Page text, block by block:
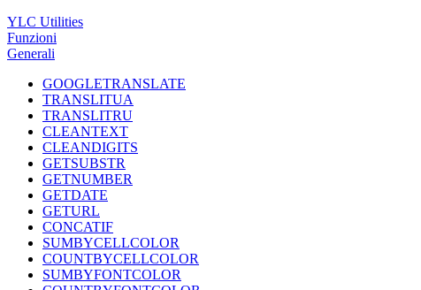
YLC Utilities
Funzioni
Generali
GOOGLETRANSLATE
TRANSLITUA
TRANSLITRU
CLEANTEXT
CLEANDIGITS
GETSUBSTR
GETNUMBER
GETDATE
GETURL
CONCATIF
SUMBYCELLCOLOR
COUNTBYCELLCOLOR
SUMBYFONTCOLOR